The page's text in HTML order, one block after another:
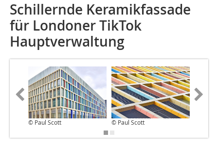
Schillernde Keramikfassade
für Londoner TikTok
Hauptverwaltung
© Paul Scott © Paul Scott